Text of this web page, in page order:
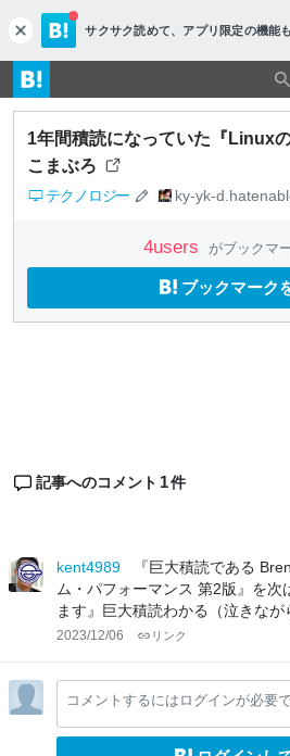
c
l
o
s
e
サクサク読めて、 アプリ限定の機能
1年間積読になっていた『Linux
こまぶろ
テクノロジー ky-yk-
4users がブックマ
ブックマーク
記事へのコメント 1件
kent4989
『巨大積読である
ム・パフォーマンス 第2版』を
ます』巨大積読わかる（泣きなが
2023/12/06 リンク
コメントするにはログインが必要